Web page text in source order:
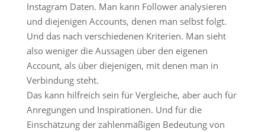
Instagram Daten. Man kann Follower analysieren
und diejenigen Accounts, denen man selbst folgt.
Und das nach verschiedenen Kriterien. Man sieht
also weniger die Aussagen über den eigenen
Account, als über diejenigen, mit denen man in
Verbindung steht.
Das kann hilfreich sein für Vergleiche, aber auch für
Anregungen und Inspirationen. Und für die
Einschätzung der zahlenmäßigen Bedeutung von